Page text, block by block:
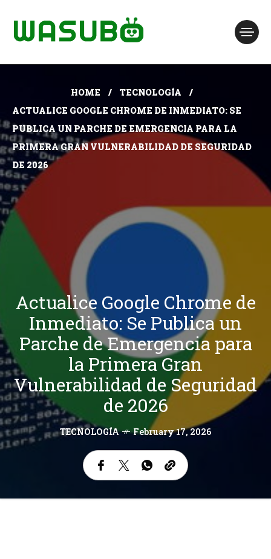
HOME
TECNOLOGÍA
ACTUALICE GOOGLE CHROME DE INMEDIATO: SE
PUBLICA UN PARCHE DE EMERGENCIA PARA LA
PRIMERA GRAN VULNERABILIDAD DE SEGURIDAD
DE 2026
Actualice Google Chrome de
Inmediato: Se Publica un
Parche de Emergencia para
la Primera Gran
Vulnerabilidad de Seguridad
de 2026
TECNOLOGÍA February 17, 2026